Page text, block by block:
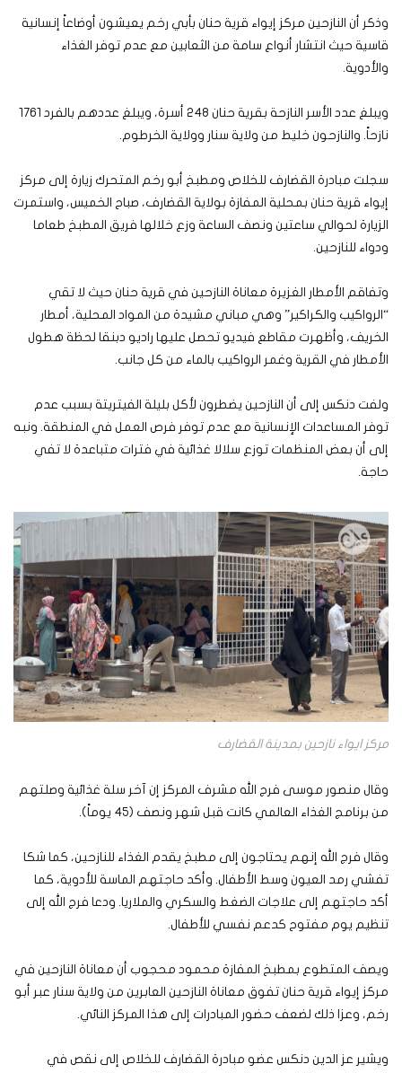
وذكر أن النازحين مركز إيواء قرية حنان بأبي رخم يعيشون أوضاعاً إنسانية
قاسية حيث انتشار أنواع سامة من الثعابين مع عدم توفر الغذاء
والأدوية.
ويبلغ عدد الأسر النازحة بقرية حنان 248 أسرة، ويبلغ عددهم بالفرد 1761
نازحاً. والنازحون خليط من ولاية سنار وولاية الخرطوم.
سجلت مبادرة القضارف للخلاص ومطبخ أبو رخم المتحرك زيارة إلى مركز
إيواء قرية حنان بمحلية المفازة بولاية القضارف، صباح الخميس، واستمرت
الزيارة لحوالي ساعتين ونصف الساعة وزع خلالها فريق المطبخ طعاما
ودواء للنازحين.
وتفاقم الأمطار الغزيرة معاناة النازحين في قرية حنان حيث لا تقي
“الرواكيب والكراكير” وهي مباني مشيدة من المواد المحلية، أمطار
الخريف، وأظهرت مقاطع فيديو تحصل عليها راديو دبنقا لحظة هطول
الأمطار في القرية وغمر الرواكيب بالماء من كل جانب.
ولفت دنكس إلى أن النازحين يضطرون لأكل بليلة الفيتريتة بسبب عدم
توفر المساعدات الإنسانية مع عدم توفر فرص العمل في المنطقة. ونبه
إلى أن بعض المنظمات توزع سلالا غذائية في فترات متباعدة لا تفي
حاجة.
مركز ايواء نازحين بمدينة القضارف
وقال منصور موسى فرج الله مشرف المركز إن آخر سلة غذائية وصلتهم
من برنامج الغذاء العالمي كانت قبل شهر ونصف (45 يوماً).
وقال فرج الله إنهم يحتاجون إلى مطبخ يقدم الغذاء للنازحين، كما شكا
تفشي رمد العيون وسط الأطفال. وأكد حاجتهم الماسة للأدوية، كما
أكد حاجتهم إلى علاجات الضغط والسكري والملاريا. ودعا فرج الله إلى
تنظيم يوم مفتوح كدعم نفسي للأطفال.
ويصف المتطوع بمطبخ المفازة محمود محجوب أن معاناة النازحين في
مركز إيواء قرية حنان تفوق معاناة النازحين العابرين من ولاية سنار عبر أبو
رخم، وعزا ذلك لضعف حضور المبادرات إلى هذا المركز النائي.
ويشير عز الدين دنكس عضو مبادرة القضارف للخلاص إلى نقص في